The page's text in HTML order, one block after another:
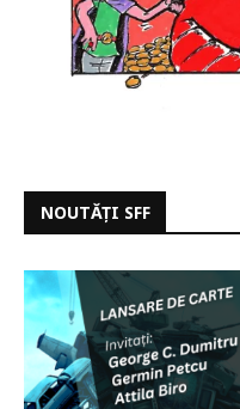
NOUTĂȚI SFF